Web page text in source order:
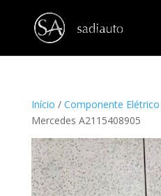
Início / Componente Elétrico
Mercedes A2115408905